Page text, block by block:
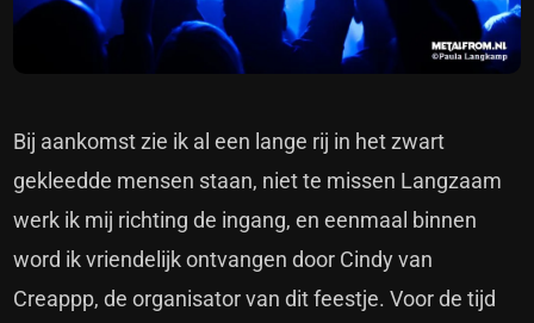
Bij aankomst zie ik al een lange rij in het zwart
gekleedde mensen staan, niet te missen Langzaam
werk ik mij richting de ingang, en eenmaal binnen
word ik vriendelijk ontvangen door Cindy van
Creappp, de organisator van dit feestje. Voor de tijd